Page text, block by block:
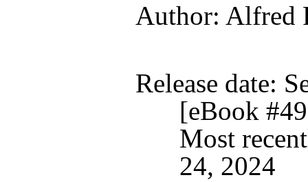
Author: Alfred
Release date:
[eBook
Most
24, 2024